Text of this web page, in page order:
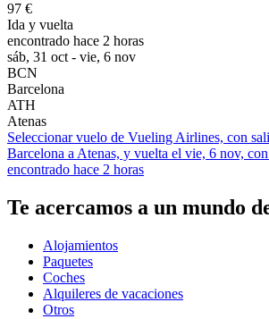
97 €
Ida y vuelta
encontrado hace 2 horas
sáb, 31 oct - vie, 6 nov
BCN
Barcelona
ATH
Atenas
Seleccionar vuelo de Vueling Airlines, con
Barcelona a Atenas, y vuelta el vie, 6 nov,
encontrado hace 2 horas
Te acercamos a un mundo
Alojamientos
Paquetes
Coches
Alquileres de vacaciones
Otros